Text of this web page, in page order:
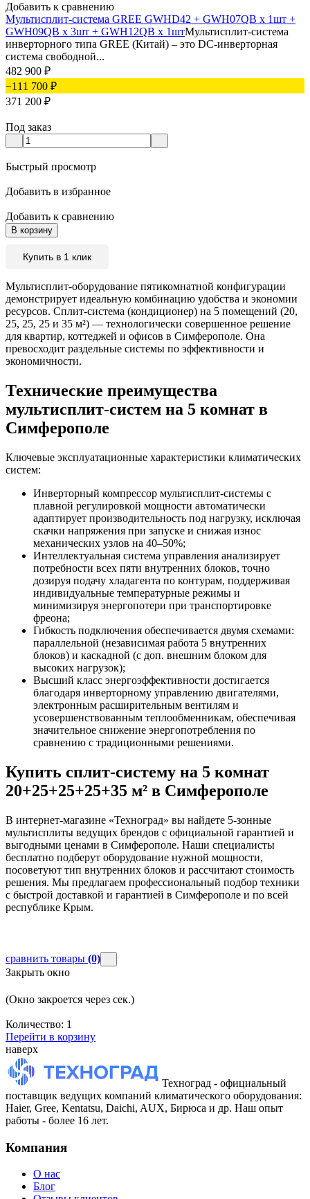
Добавить к сравнению
Мультисплит-система GREE GWHD42 + GWH07QB х 1шт +
GWH09QB х 3шт + GWH12QB х 1штМультисплит-система
инверторного типа GREE (Китай) – это DC-инверторная
система свободной...
482 900 ₽
−111 700 ₽
371 200 ₽
Под заказ
Быстрый просмотр
Добавить в избранное
Добавить к сравнению
В корзину
Купить в 1 клик
Мультисплит-оборудование пятикомнатной конфигурации
демонстрирует идеальную комбинацию удобства и экономии
ресурсов. Сплит-система (кондиционер) на 5 помещений (20,
25, 25, 25 и 35 м²) — технологически совершенное решение
для квартир, коттеджей и офисов в Симферополе. Она
превосходит раздельные системы по эффективности и
экономичности.
Технические преимущества
мультисплит-систем на 5 комнат в
Симферополе
Ключевые эксплуатационные характеристики климатических
систем:
Инверторный компрессор мультисплит-системы с
плавной регулировкой мощности автоматически
адаптирует производительность под нагрузку, исключая
скачки напряжения при запуске и снижая износ
механических узлов на 40–50%;
Интеллектуальная система управления анализирует
потребности всех пяти внутренних блоков, точно
дозируя подачу хладагента по контурам, поддерживая
индивидуальные температурные режимы и
минимизируя энергопотери при транспортировке
фреона;
Гибкость подключения обеспечивается двумя схемами:
параллельной (независимая работа 5 внутренних
блоков) и каскадной (с доп. внешним блоком для
высоких нагрузок);
Высший класс энергоэффективности достигается
благодаря инверторному управлению двигателями,
электронным расширительным вентилям и
усовершенствованным теплообменникам, обеспечивая
значительное снижение энергопотребления по
сравнению с традиционными решениями.
Купить сплит-систему на 5 комнат
20+25+25+25+35 м² в Симферополе
В интернет-магазине «Техноград» вы найдете 5-зонные
мультисплиты ведущих брендов с официальной гарантией и
выгодными ценами в Симферополе. Наши специалисты
бесплатно подберут оборудование нужной мощности,
посоветуют тип внутренних блоков и рассчитают стоимость
решения. Мы предлагаем профессиональный подбор техники
с быстрой доставкой и гарантией в Симферополе и по всей
республике Крым.
сравнить товары (0)
Закрыть окно
(Окно закроется через сек.)
Количество: 1
Перейти в корзину
наверх
Техноград - официальный
поставщик ведущих компаний климатического оборудования:
Haier, Gree, Kentatsu, Daichi, AUX, Бирюса и др. Наш опыт
работы - более 16 лет.
Компания
О нас
Блог